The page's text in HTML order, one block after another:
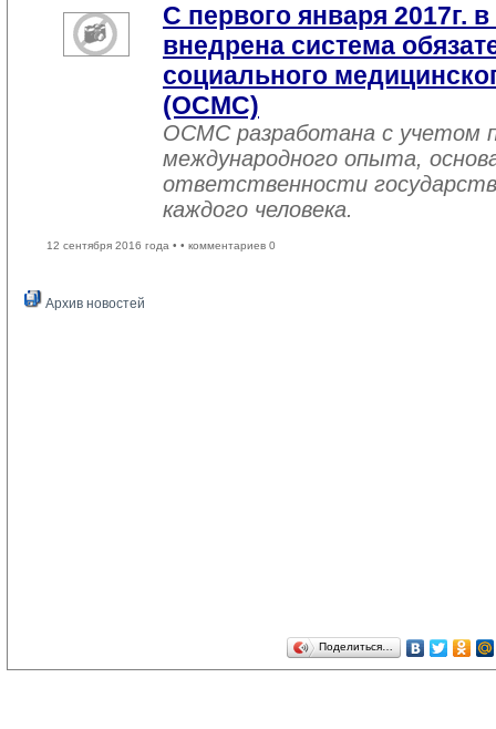
С первого января 2017г.
внедрена система
социального
(ОСМС)
ОСМС разработана с учетом
международного опыта,
ответственности
каждого человека.
12 сентября 2016 года • • комментариев 0
Архив новостей
Поделиться…